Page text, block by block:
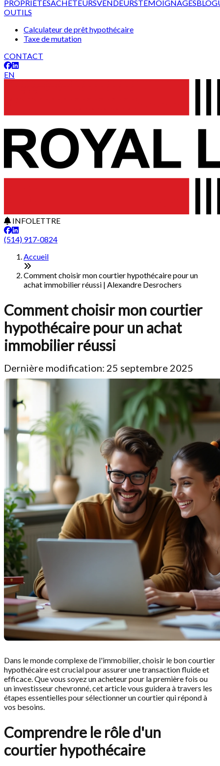
PROPRIÉTÉSACHETEURSVENDEURSTÉMOIGNAGES
OUTILS
Calculateur de prêt hypothécaire
Taxe de mutation
CONTACT
EN
INFOLETTRE
(514) 917-0824
Accueil
Comment choisir mon courtier hypothécaire pour un
achat immobilier réussi | Alexandre Desrochers
Comment choisir mon courtier
hypothécaire pour un achat
immobilier réussi
Dernière modification: 25 septembre 2025
Dans le monde complexe de l'immobilier, choisir le bon courtier
hypothécaire est crucial pour assurer une transaction fluide et
efficace. Que vous soyez un acheteur pour la première fois ou
un investisseur chevronné, cet article vous guidera à travers les
étapes essentielles pour sélectionner un courtier qui répond à
vos besoins.
Comprendre le rôle d'un
courtier hypothécaire